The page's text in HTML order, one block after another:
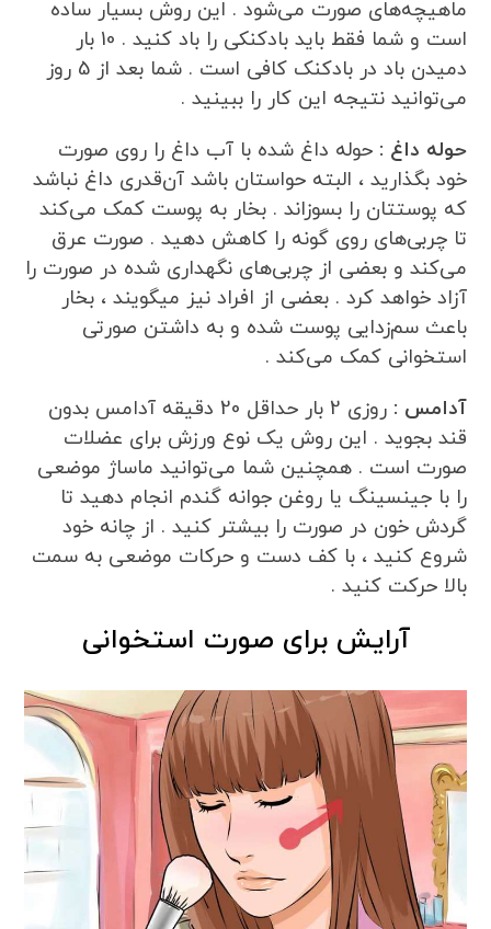
ماهیچه‌های صورت می‌شود . این روش بسیار ساده
است و شما فقط باید بادکنکی را باد کنید . 10 بار
دمیدن باد در بادکنک کافی است . شما بعد از 5 روز
می‌توانید نتیجه این کار را ببینید .
حوله داغ : حوله داغ شده با آب داغ را روی صورت
خود بگذارید ، البته حواستان باشد آن‌قدری داغ نباشد
که پوستتان را بسوزاند . بخار به پوست کمک می‌کند
تا چربی‌های روی گونه را کاهش دهید . صورت عرق
می‌کند و بعضی از چربی‌های نگهداری شده در صورت را
آزاد خواهد کرد . بعضی از افراد نیز میگویند ، بخار
باعث سم‌زدایی پوست شده و به داشتن صورتی
استخوانی کمک می‌کند .
آدامس :
روزی 2 بار حداقل 20 دقیقه آدامس بدون
قند بجوید . این روش یک نوع ورزش برای عضلات
صورت است . همچنین شما می‌توانید ماساژ موضعی
را با جینسینگ یا روغن جوانه گندم انجام دهید تا
گردش خون در صورت را بیشتر کنید . از چانه خود
شروع کنید ، با کف دست و حرکات موضعی به سمت
بالا حرکت کنید .
آرایش برای صورت استخوانی